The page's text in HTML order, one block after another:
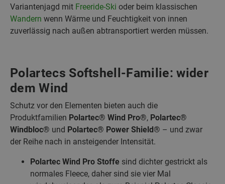
Variantenjagd mit Freeride-Ski oder beim klassischen
Wandern wenn Wärme und Feuchtigkeit von innen
zuverlässig nach außen abtransportiert werden müssen.
Polartecs Softshell-Familie: wider
dem Wind
Schutz vor den Elementen bieten auch die
Produktfamilien Polartec® Wind Pro®, Polartec®
Windbloc® und Polartec® Power Shield® – und zwar
der Reihe nach in ansteigender Intensität.
Polartec Wind Pro Stoffe sind dichter gestrickt als
normales Fleece, daher sind sie vier Mal